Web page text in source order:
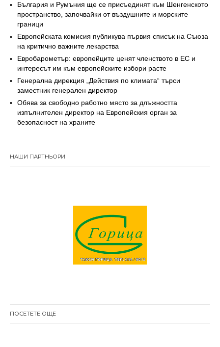
България и Румъния ще се присъединят към Шенгенското
пространство, започвайки от въздушните и морските
граници
Европейската комисия публикува първия списък на Съюза
на критично важните лекарства
Евробарометър: европейците ценят членството в ЕС и
интересът им към европейските избори расте
Генерална дирекция „Действия по климата“ търси
заместник генерален директор
Обява за свободно работно място за длъжността
изпълнителен директор на Европейския орган за
безопасност на храните
НАШИ ПАРТНЬОРИ
ПОСЕТЕТЕ ОЩЕ